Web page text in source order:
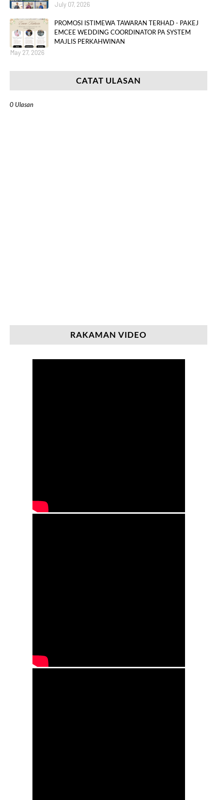
July 07, 2026
PROMOSI ISTIMEWA TAWARAN TERHAD - PAKEJ
EMCEE WEDDING COORDINATOR PA SYSTEM
MAJLIS PERKAHWINAN
May 27, 2026
CATAT ULASAN
0 Ulasan
RAKAMAN VIDEO